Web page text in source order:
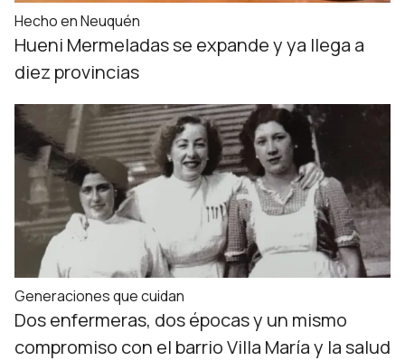
Hecho en Neuquén
Hueni Mermeladas se expande y ya llega a
diez provincias
Generaciones que cuidan
Dos enfermeras, dos épocas y un mismo
compromiso con el barrio Villa María y la salud